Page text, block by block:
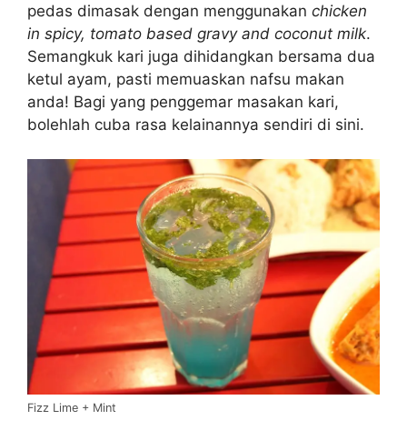
pedas dimasak dengan menggunakan chicken
in spicy, tomato based gravy and coconut milk.
Semangkuk kari juga dihidangkan bersama dua
ketul ayam, pasti memuaskan nafsu makan
anda! Bagi yang penggemar masakan kari,
bolehlah cuba rasa kelainannya sendiri di sini.
Fizz Lime + Mint